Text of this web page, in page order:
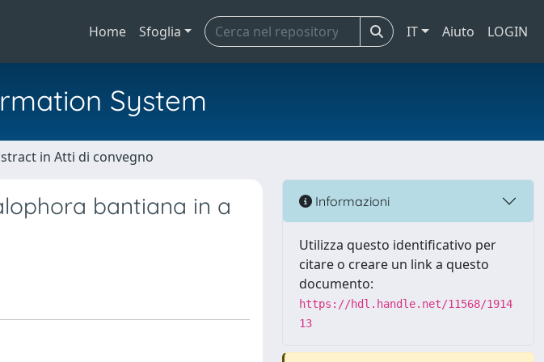
Home Sfoglia IT Aiuto LOGIN
System
in Atti di convegno
bantiana in a
Informazioni
Utilizza questo identificativo per
citare o creare un link a questo
documento:
https://hdl.handle.net/11568/1914
13